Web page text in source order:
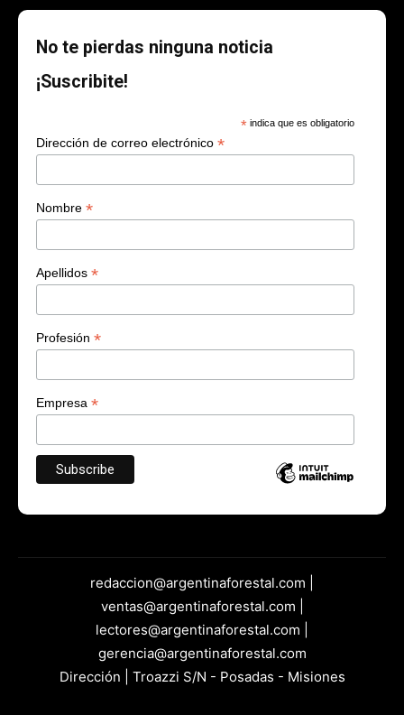
No te pierdas ninguna noticia
¡Suscribite!
* indica que es obligatorio
Dirección de correo electrónico *
Nombre *
Apellidos *
Profesión *
Empresa *
redaccion@argentinaforestal.com |
ventas@argentinaforestal.com |
lectores@argentinaforestal.com |
gerencia@argentinaforestal.com
Dirección | Troazzi S/N - Posadas - Misiones